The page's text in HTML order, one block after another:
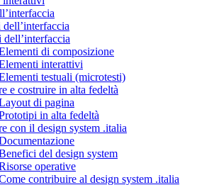
di composizione
interattivi
testuali (microtesti)
e costruire in alta fedeltà
di pagina
in alta fedeltà
con il design system .italia
del design system
operative
contribuire al design system .italia